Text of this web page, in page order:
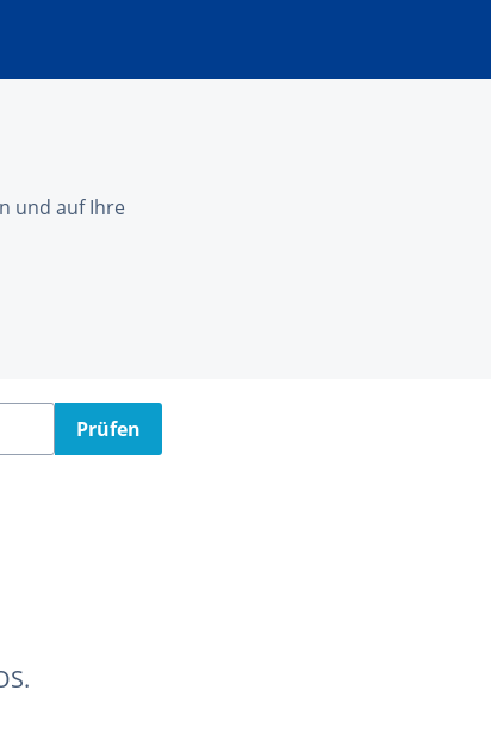
und auf Ihre
Prüfen